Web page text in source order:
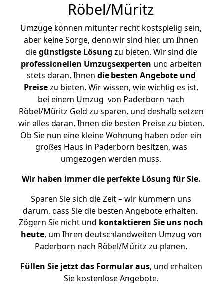
Röbel/Müritz
Umzüge können mitunter recht kostspielig sein,
aber keine Sorge, denn wir sind hier, um Ihnen
diegünstigste Lösung zu bieten. Wir sind die
professionellen Umzugsexperten und arbeiten
stets daran, Ihnen die besten Angebote und
Preisezu bieten. Wir wissen, wie wichtig es ist,
bei einem Umzug von Paderborn nach
Röbel/Müritz Geld zu sparen, und deshalb setzen
wir alles daran, Ihnen die besten Preise zu bieten.
Ob Sie nun eine kleine Wohnung haben oder ein
großes Haus in Paderborn besitzen, was
umgezogen werden muss.
Wir haben immer die perfekte Lösung für Sie.
Sparen Sie sich die Zeit – wir kümmern uns
darum, dass Sie die besten Angebote erhalten.
Zögern Sie nicht und kontaktieren Sie uns noch
heute, um Ihren deutschlandweiten Umzug von
Paderborn nach Röbel/Müritz zu planen.
Füllen Sie jetzt das Formular aus, und erhalten
Sie kostenlose Angebote.